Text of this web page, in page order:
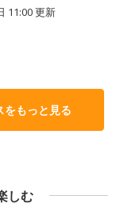
11:00更新
をもっと見る
しむ